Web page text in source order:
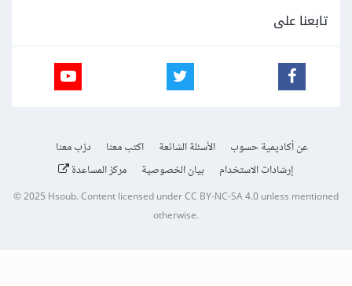
تابعنا على
عن أكاديمية حسوب الأسئلة الشائعة اكتب معنا
درّب معنا
إرشادات الاستخدام
بيان الخصوصية مركز المساعدة
© 2025 Hsoub.Content licensed underCC BY-NC-SA 4.0unless mentioned
otherwise.